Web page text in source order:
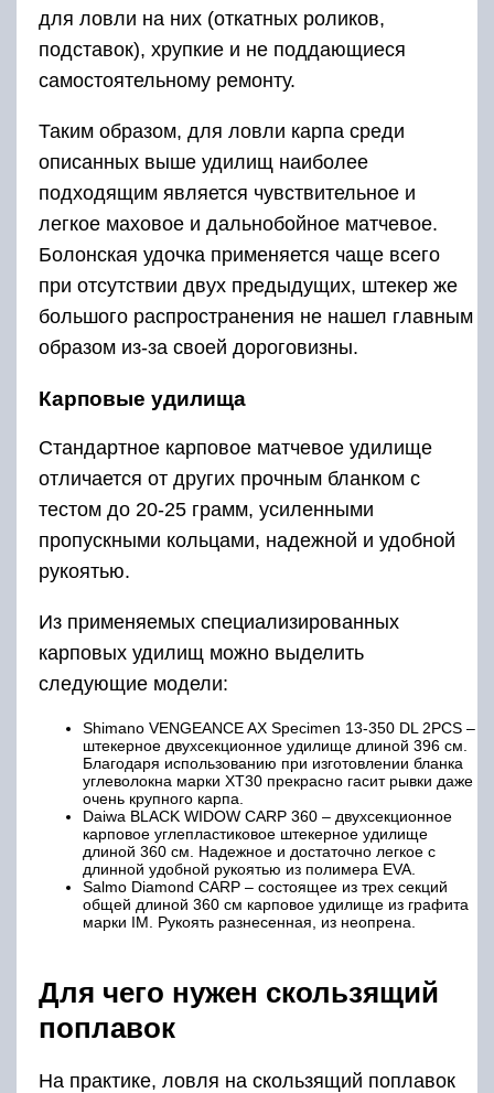
для ловли на них (откатных роликов,
подставок), хрупкие и не поддающиеся
самостоятельному ремонту.
Таким образом, для ловли карпа среди
описанных выше удилищ наиболее
подходящим является чувствительное и
легкое маховое и дальнобойное матчевое.
Болонская удочка применяется чаще всего
при отсутствии двух предыдущих, штекер же
большого распространения не нашел главным
образом из-за своей дороговизны.
Карповые удилища
Стандартное карповое матчевое удилище
отличается от других прочным бланком с
тестом до 20-25 грамм, усиленными
пропускными кольцами, надежной и удобной
рукоятью.
Из применяемых специализированных
карповых удилищ можно выделить
следующие модели:
Shimano VENGEANCE AX Specimen 13-350 DL 2PCS –
штекерное двухсекционное удилище длиной 396 см.
Благодаря использованию при изготовлении бланка
углеволокна марки ХТ30 прекрасно гасит рывки даже
очень крупного карпа.
Daiwa BLACK WIDOW CARP 360 – двухсекционное
карповое углепластиковое штекерное удилище
длиной 360 см. Надежное и достаточно легкое с
длинной удобной рукоятью из полимера EVA.
Salmo Diamond CARP – состоящее из трех секций
общей длиной 360 см карповое удилище из графита
марки IM. Рукоять разнесенная, из неопрена.
Для чего нужен скользящий
поплавок
На практике, ловля на скользящий поплавок